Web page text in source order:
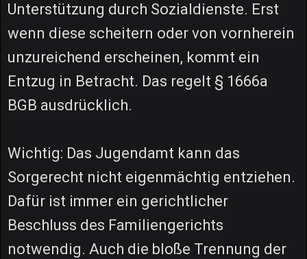
Unterstützung durch Sozialdienste. Erst
wenn diese scheitern oder von vornherein
unzureichend erscheinen, kommt ein
Entzug in Betracht. Das regelt § 1666a
BGB ausdrücklich.
Wichtig: Das Jugendamt kann das
Sorgerecht nicht eigenmächtig entziehen.
Dafür ist immer ein gerichtlicher
Beschluss des Familiengerichts
notwendig. Auch die bloße Trennung der